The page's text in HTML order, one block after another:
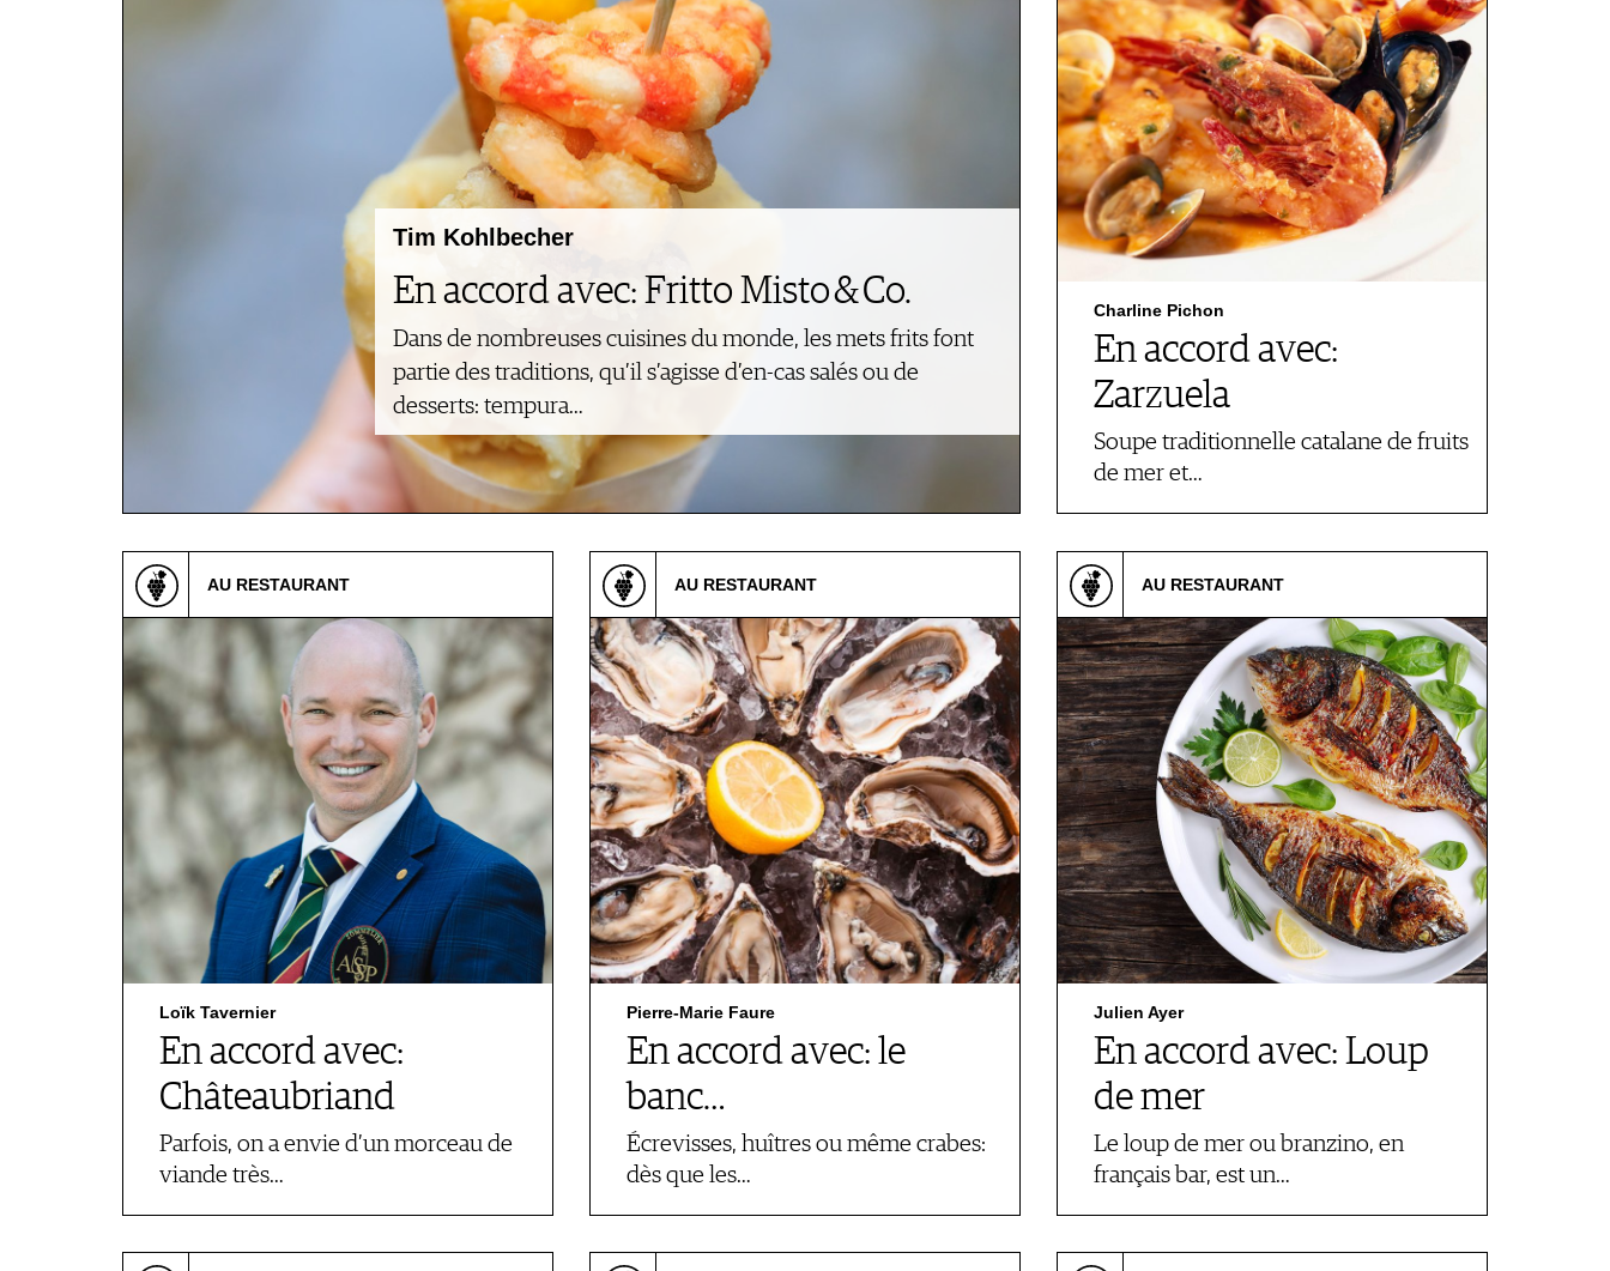
SUISSE ROMANDE
Tim Kohlbecher
En accord avec: Fritto Misto & Co.
Dans de nombreuses cuisines du monde, les mets frits font
partie des traditions, qu’il s’agisse d’en-cas salés ou de
desserts: tempura…
Charline Pichon
En accord avec:
Zarzuela
Soupe traditionnelle catalane de fruits
de mer et…
AU RESTAURANT
Loïk Tavernier
En accord avec:
Châteaubriand
Parfois, on a envie d’un morceau de
viande très…
AU RESTAURANT
Pierre-Marie Faure
En accord avec: le
banc…
Écrevisses, huîtres ou même crabes:
dès que les…
AU RESTAURANT
Julien Ayer
En accord avec: Loup
de mer
Le loup de mer ou branzino, en
français bar, est un…